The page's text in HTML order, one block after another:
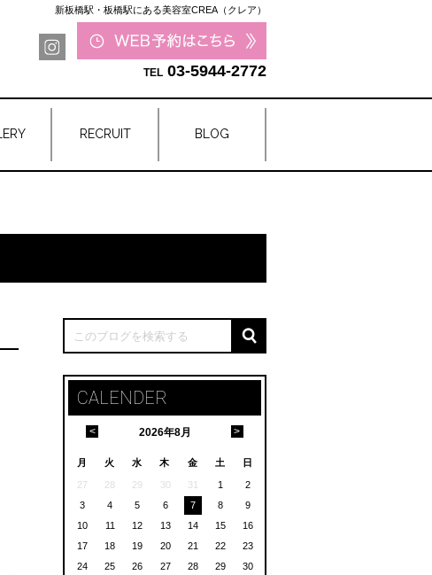
新板橋駅・板橋駅にある美容室CREA（クレア）
03-5944-2772
RECRUIT BLOG
CALENDER
2026年8月
< >
月 火 水 木 金 土 日
27 28 29 30 31 1
2
3
4 5 6 7 8
9
10
11 12 13 14 15
16
17
18 19 20 21 22
23
24
25 26 27 28 29
30